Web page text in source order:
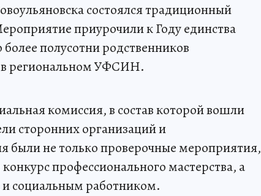
состоялся традиционный
приурочили к Году единства
полусотни родственников
в региональном УФСИН.
комиссия, в состав которой вошли
сторонних организаций и
были не только проверочные мероприятия,
профессионального мастерства, а
и социальным работником.